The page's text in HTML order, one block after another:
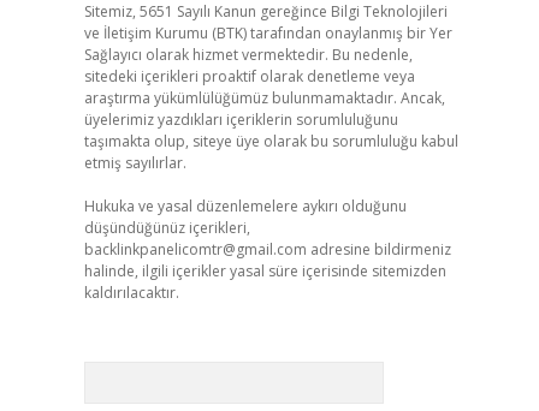
Sitemiz, 5651 Sayılı Kanun gereğince Bilgi Teknolojileri
ve İletişim Kurumu (BTK) tarafından onaylanmış bir Yer
Sağlayıcı olarak hizmet vermektedir. Bu nedenle,
sitedeki içerikleri proaktif olarak denetleme veya
araştırma yükümlülüğümüz bulunmamaktadır. Ancak,
üyelerimiz yazdıkları içeriklerin sorumluluğunu
taşımakta olup, siteye üye olarak bu sorumluluğu kabul
etmiş sayılırlar.
Hukuka ve yasal düzenlemelere aykırı olduğunu
düşündüğünüz içerikleri,
backlinkpanelicomtr@gmail.com adresine bildirmeniz
halinde, ilgili içerikler yasal süre içerisinde sitemizden
kaldırılacaktır.